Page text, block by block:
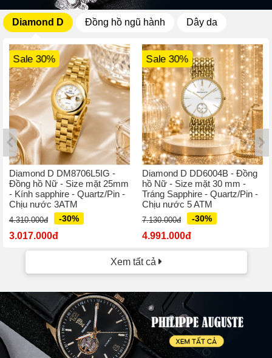
Diamond D Đồng hồ ngũ hành Dây da
Sale 30%
Diamond D DM8706L5IG -
Đồng hồ Nữ - Size mặt 25mm
- Kính sapphire - Quartz/Pin -
Chịu nước 3ATM
4.310.000đ -30%
3.017.000đ
Sale 30%
Diamond D DD6004B - Đồng
hồ Nữ - Size mặt 30 mm -
Tráng Sapphire - Quartz/Pin -
Chịu nước 5 ATM
7.130.000đ -30%
4.991.000đ
Xem tất cả